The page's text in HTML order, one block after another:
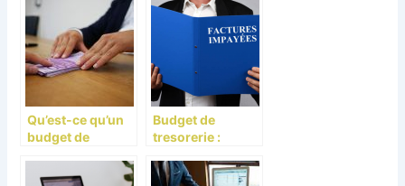
banque.
épargne
Qu’est-ce qu’un
budget de
Budget de
tresorerie :
et etablissement